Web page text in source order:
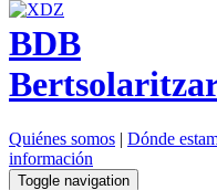
BDB
Quiénes somos | Dónde
información
Toggle navigation